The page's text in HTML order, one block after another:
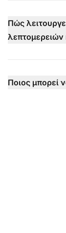
Πώς
Ποιος μπορεί